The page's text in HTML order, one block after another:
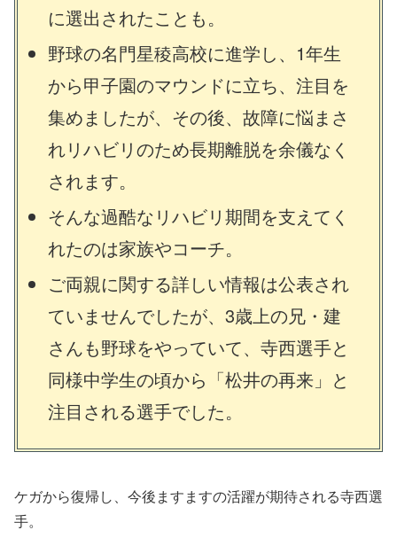
に選出されたことも。
野球の名門星稜高校に進学し、1年生
から甲子園のマウンドに立ち、注目を
集めましたが、その後、故障に悩まさ
れリハビリのため長期離脱を余儀なく
されます。
そんな過酷なリハビリ期間を支えてく
れたのは家族やコーチ。
ご両親に関する詳しい情報は公表され
ていませんでしたが、3歳上の兄・建
さんも野球をやっていて、寺西選手と
同様中学生の頃から「松井の再来」と
注目される選手でした。
ケガから復帰し、今後ますますの活躍が期待される寺西選
手。